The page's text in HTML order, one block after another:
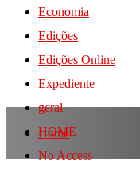
Economia
Edições
Edições Online
Expediente
geral
HOME
No Access
Home